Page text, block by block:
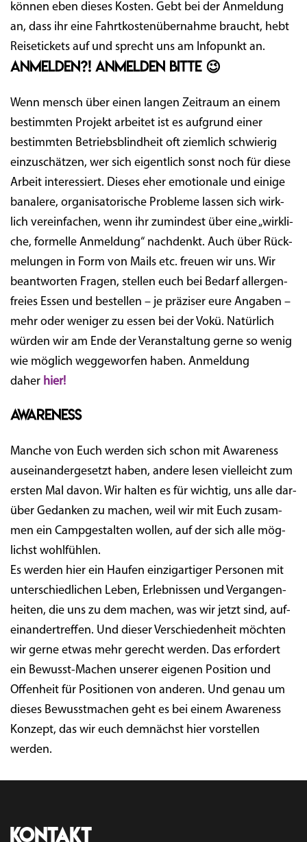
kön­nen eben die­ses Kos­ten. Gebt bei der Anmel­dung
an, dass ihr eine Fahrt­kos­ten­über­nah­me braucht, hebt
Rei­se­ti­ckets auf und sprecht uns am Info­punkt an.
Anmelden?! Anmelden bitte 😉
Wenn mensch über einen lan­gen Zeit­raum an einem
bestimm­ten Pro­jekt arbei­tet ist es auf­grund einer
bestimm­ten Betriebs­blind­heit oft ziem­lich schwie­rig
ein­zu­schät­zen, wer sich eigent­lich sonst noch für die­se
Arbeit inter­es­siert. Die­ses eher emo­tio­na­le und eini­ge
bana­le­re, orga­ni­sa­to­ri­sche Pro­ble­me las­sen sich wirk­
lich ver­ein­fa­chen, wenn ihr zumin­dest über eine „wirk­li­
che, for­mel­le Anmel­dung“ nach­denkt. Auch über Rück­
me­lun­gen in Form von Mails etc. freu­en wir uns. Wir
beant­wor­ten Fra­gen, stel­len euch bei Bedarf aller­gen­
frei­es Essen und bestel­len – je prä­zi­ser eure Anga­ben –
mehr oder weni­ger zu essen bei der Vokü. Natür­lich
wür­den wir am Ende der Ver­an­stal­tung ger­ne so wenig
wie mög­lich weg­ge­wor­fen haben. Anmel­dung
daher hier!
Awareness
Man­che von Euch wer­den sich schon mit Awa­re­ness
aus­ein­an­der­ge­setzt haben, ande­re lesen viel­leicht zum
ers­ten Mal davon. Wir hal­ten es für wich­tig, uns alle dar­
über Gedan­ken zu machen, weil wir mit Euch zusam­
men ein Camp­ge­stal­ten wol­len, auf der sich alle mög­
lichst wohl­füh­len.
Es wer­den hier ein Hau­fen ein­zig­ar­ti­ger Per­so­nen mit
unter­schied­li­chen Leben, Erleb­nis­sen und Ver­gan­gen­
hei­ten, die uns zu dem machen, was wir jetzt sind, auf­
ein­an­der­tref­fen. Und die­ser Ver­schie­den­heit möch­ten
wir ger­ne etwas mehr gerecht wer­den. Das erfor­dert
ein Bewusst-Machen unse­rer eige­nen Posi­ti­on und
Offen­heit für Posi­tio­nen von ande­ren. Und genau um
die­ses Bewusst­ma­chen geht es bei einem Awa­re­ness
Kon­zept, das wir euch dem­nächst hier vor­stel­len
werden.
Kontakt